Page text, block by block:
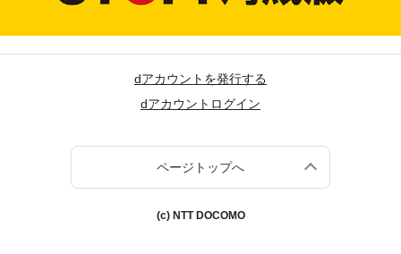
dアカウントを発行する
dアカウントログイン
ページトップへ
(c) NTT DOCOMO